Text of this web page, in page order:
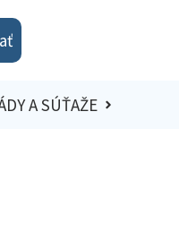
A SÚŤAŽE